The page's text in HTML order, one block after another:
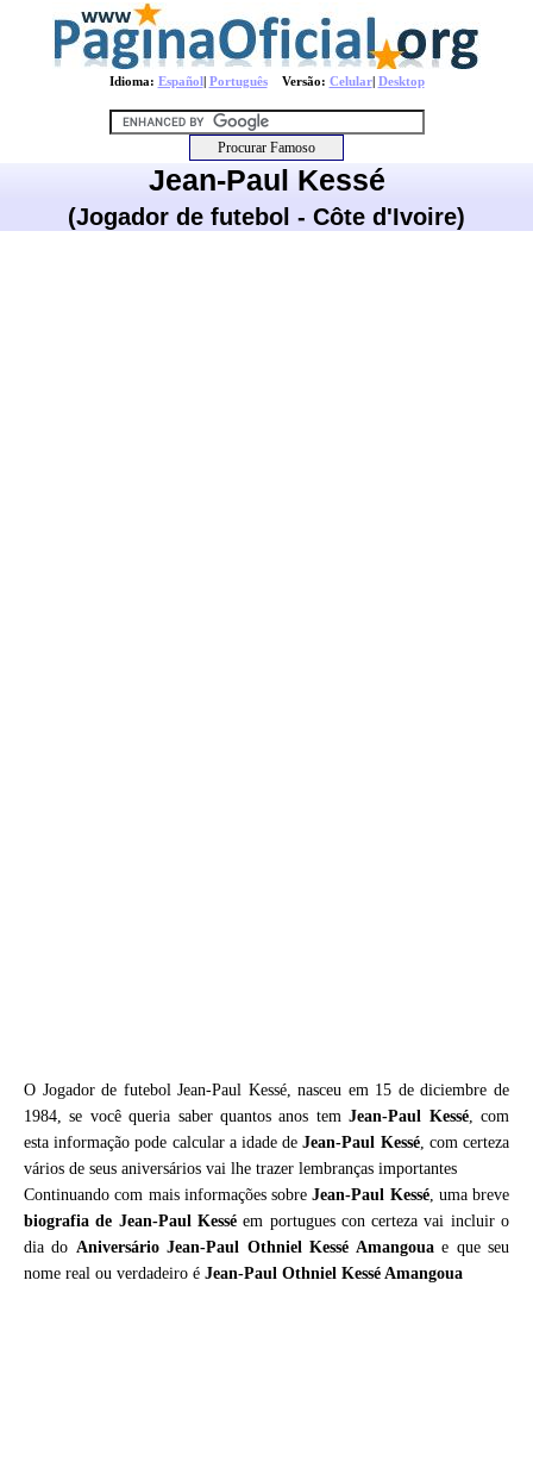
Idioma: Español| PortuguêsVersão: Celular| Desktop
Jean-Paul Kessé
(Jogador de futebol - Côte d'Ivoire)
O Jogador de futebol Jean-Paul Kessé, nasceu em 15 de diciembre de
1984, se você queria saber quantos anos temJean-Paul Kessé, com
esta informação pode calcular a idade deJean-Paul Kessé, com certeza
vários de seus aniversários vai lhe trazer lembranças importantes
Continuando com mais informações sobreJean-Paul Kessé, uma breve
biografia de Jean-Paul Kesséem portugues con certeza vai incluir o
dia do Aniversário Jean-Paul Othniel Kessé Amangouae que seu
nome real ou verdadeiro é Jean-Paul Othniel Kessé Amangoua